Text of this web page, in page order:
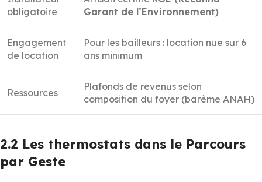
obligatoire
Garant de l’Environnement)
Engagement
de location
Pour les bailleurs : location nue sur 6
ans minimum
Ressources
Plafonds de revenus selon
composition du foyer (barème ANAH)
2.2 Les thermostats dans le Parcours
par Geste